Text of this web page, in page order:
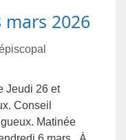
2026
Jeudi 26 et
Conseil
Matinée